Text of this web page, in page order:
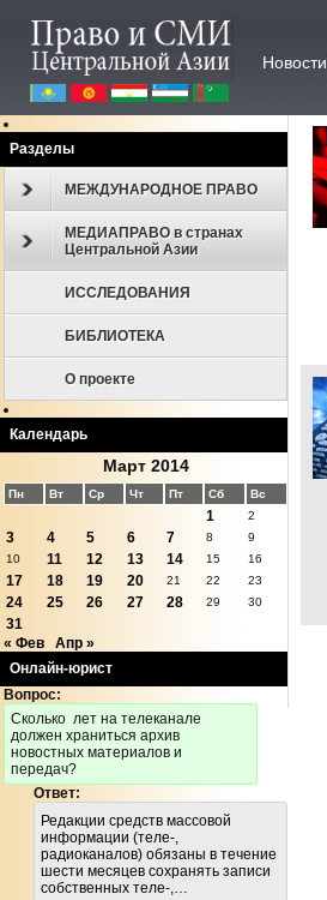
Новости
Разделы
МЕЖДУНАРОДНОЕ ПРАВО
МЕДИАПРАВО в странах
Центральной Азии
ИССЛЕДОВАНИЯ
БИБЛИОТЕКА
О проекте
Календарь
Март 2014
Пн Вт Ср Чт Пт Сб Вс
1 2
3 4 5 6 7 8
9
10
11 12 13 14 15 16
17 18 19 20 21 22 23
24 25 26 27 28 29 30
31
« Фев
Апр »
Онлайн-юрист
Вопрос:
Cколько лет на телеканале
должен храниться архив
новостных материалов и
передач?
Ответ:
Редакции средств массовой
информации (теле-,
радиоканалов) обязаны в течение
шести месяцев сохранять записи
собственных теле-,…